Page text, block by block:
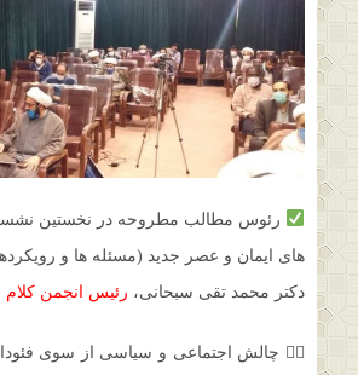
رئوس مطالب مطروحه در نخستین
های ایمان و عصر جدید (مسئله ها و
دکتر محمد تقی سبحانی، رئیس انجمن
۱⃣ چالش اجتماعی و سیاسی از سوی